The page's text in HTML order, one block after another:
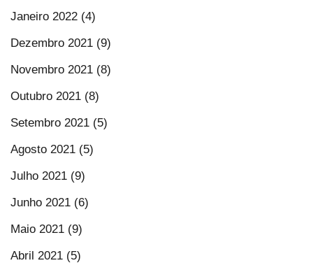
Janeiro 2022 (4)
Dezembro 2021 (9)
Novembro 2021 (8)
Outubro 2021 (8)
Setembro 2021 (5)
Agosto 2021 (5)
Julho 2021 (9)
Junho 2021 (6)
Maio 2021 (9)
Abril 2021 (5)